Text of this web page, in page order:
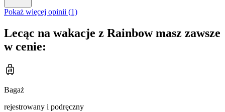
Pokaż więcej opinii (1)
Lecąc na wakacje z Rainbow masz zawsze
w cenie:
Bagaż
rejestrowany i podręczny